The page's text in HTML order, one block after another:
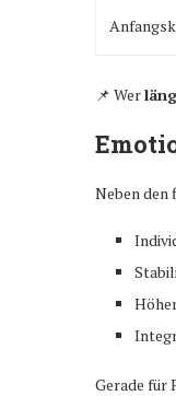
📌 Wer
Neben den
Gerade für